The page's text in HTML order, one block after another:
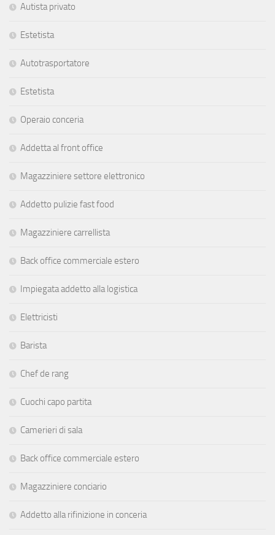
Autista privato
Estetista
Autotrasportatore
Estetista
Operaio conceria
Addetta al front office
Magazziniere settore elettronico
Addetto pulizie fast food
Magazziniere carrellista
Back office commerciale estero
Impiegata addetto alla logistica
Elettricisti
Barista
Chef de rang
Cuochi capo partita
Camerieri di sala
Back office commerciale estero
Magazziniere conciario
Addetto alla rifinizione in conceria